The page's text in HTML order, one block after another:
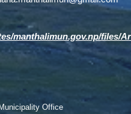
manthalimun.gov.np/files/
Office